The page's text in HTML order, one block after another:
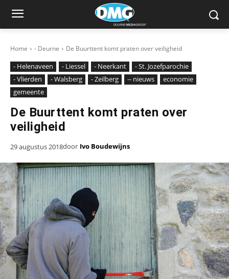
Home - Deurne De Buurttent komt praten over veiligheid
- Helenaveen - Liessel - Neerkant
- St. Jozefparochie
- Vlierden
- Walsberg - Zeilberg -- nieuws
economie
gemeente
De Buurttent komt praten over
veiligheid
29 augustus 2018door Ivo Boudewijns